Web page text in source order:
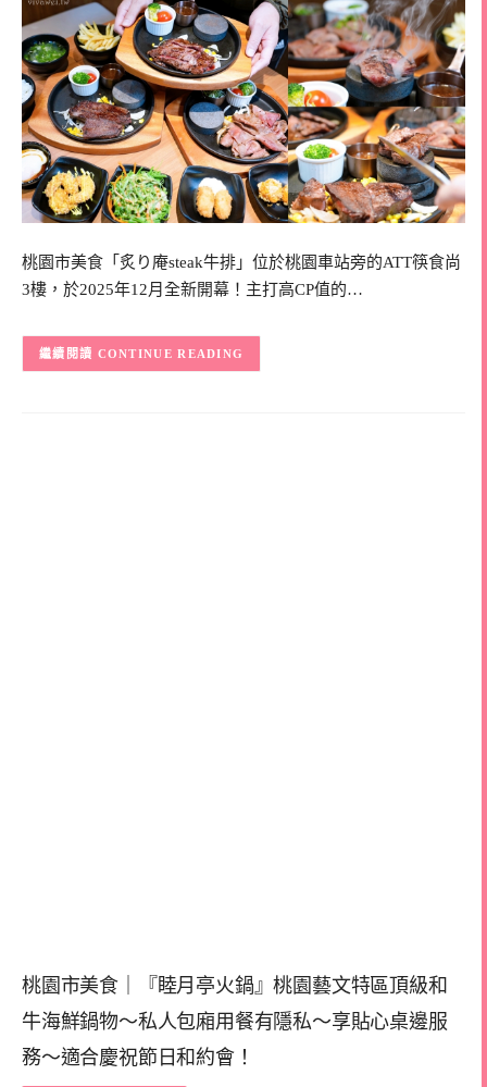
桃園市美食「炙り庵steak牛排」位於桃園車站旁的ATT筷食尚
3樓，於2025年12月全新開幕！主打高CP值的…
CONTINUE READING
桃園市美食｜『睦月亭火鍋』桃園藝文特區頂級和
牛海鮮鍋物～私人包廂用餐有隱私～享貼心桌邊服
務～適合慶祝節日和約會！